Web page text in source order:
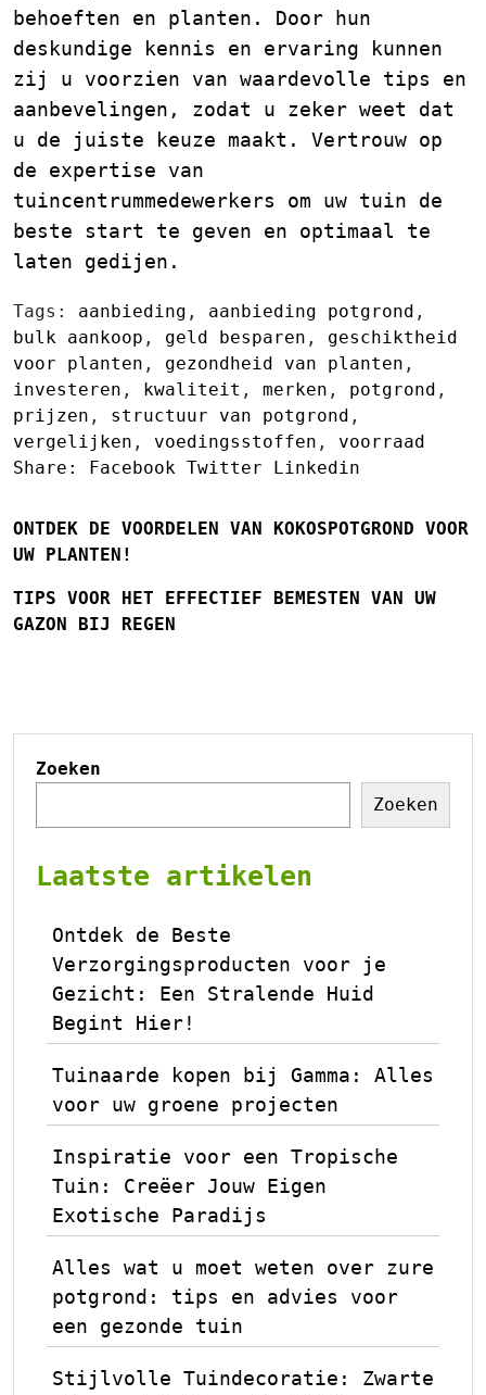
behoeften en planten. Door hun
deskundige kennis en ervaring kunnen
zij u voorzien van waardevolle tips en
aanbevelingen, zodat u zeker weet dat
u de juiste keuze maakt. Vertrouw op
de expertise van
tuincentrummedewerkers om uw tuin de
beste start te geven en optimaal te
laten gedijen.
Tags: aanbieding , aanbieding potgrond ,
bulk aankoop , geld besparen , geschiktheid
voor planten , gezondheid van planten ,
investeren , kwaliteit , merken , potgrond ,
prijzen , structuur van potgrond ,
vergelijken , voedingsstoffen , voorraad
Share:
Facebook Twitter Linkedin
ONTDEK DE VOORDELEN VAN KOKOSPOTGROND VOOR
UW PLANTEN!
TIPS VOOR HET EFFECTIEF BEMESTEN VAN UW
GAZON BIJ REGEN
Zoeken
Zoeken
Laatste artikelen
Ontdek de Beste
Verzorgingsproducten voor je
Gezicht: Een Stralende Huid
Begint Hier!
Tuinaarde kopen bij Gamma: Alles
voor uw groene projecten
Inspiratie voor een Tropische
Tuin: Creëer Jouw Eigen
Exotische Paradijs
Alles wat u moet weten over zure
potgrond: tips en advies voor
een gezonde tuin
Stijlvolle Tuindecoratie: Zwarte